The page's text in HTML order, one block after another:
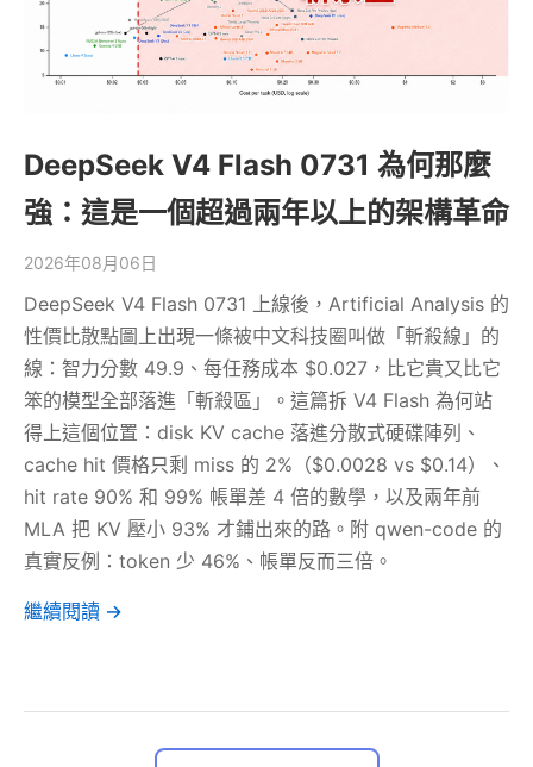
DeepSeek V4 Flash 0731 為何那麼
強：這是一個超過兩年以上的架構革命
2026年08月06日
DeepSeek V4 Flash 0731 上線後，Artificial Analysis 的
性價比散點圖上出現一條被中文科技圈叫做「斬殺線」的
線：智力分數 49.9、每任務成本 $0.027，比它貴又比它
笨的模型全部落進「斬殺區」。這篇拆 V4 Flash 為何站
得上這個位置：disk KV cache 落進分散式硬碟陣列、
cache hit 價格只剩 miss 的 2%（$0.0028 vs $0.14）、
hit rate 90% 和 99% 帳單差 4 倍的數學，以及兩年前
MLA 把 KV 壓小 93% 才鋪出來的路。附 qwen-code 的
真實反例：token 少 46%、帳單反而三倍。
繼續閱讀 →